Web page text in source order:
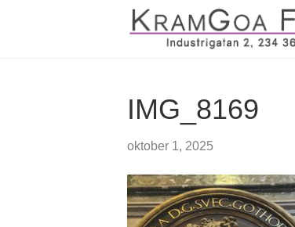
IMG_8169
oktober 1, 2025